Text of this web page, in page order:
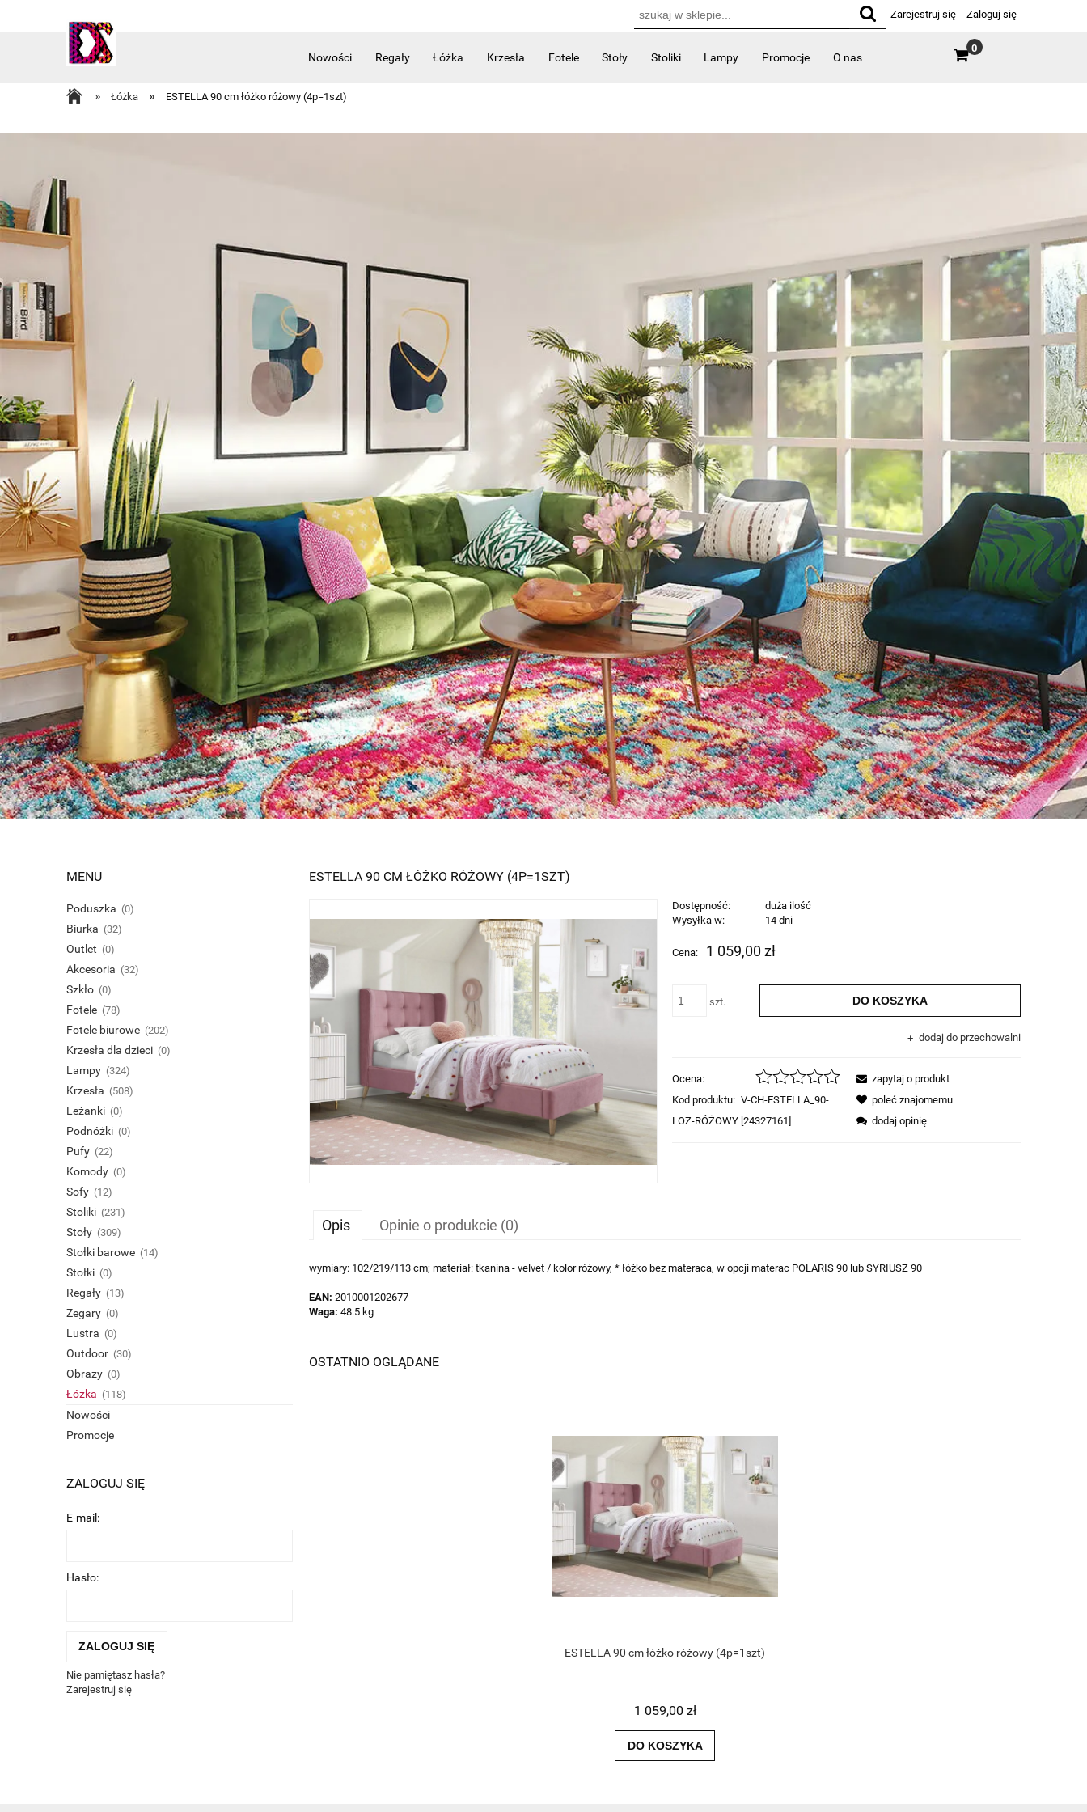
Zarejestruj się Zaloguj się
Nowości Regały Łóżka Krzesła Fotele Stoły Stoliki Lampy Promocje O nas
0
» Łóżka » ESTELLA 90 cm łóżko różowy (4p=1szt)
MENU
Poduszka (0)
Biurka (32)
Outlet (0)
Akcesoria (32)
Szkło (0)
Fotele (78)
Fotele biurowe (202)
Krzesła dla dzieci (0)
Lampy (324)
Krzesła (508)
Leżanki (0)
Podnóżki (0)
Pufy (22)
Komody (0)
Sofy (12)
Stoliki (231)
Stoły (309)
Stołki barowe (14)
Stołki (0)
Regały (13)
Zegary (0)
Lustra (0)
Outdoor (30)
Obrazy (0)
Łóżka (118)
Nowości
Promocje
ZALOGUJ SIĘ
E-mail:
Hasło:
ZALOGUJ SIĘ
Nie pamiętasz hasła?
Zarejestruj się
ESTELLA 90 CM ŁÓŻKO RÓŻOWY (4P=1SZT)
Dostępność:
duża ilość
Wysyłka w:
14 dni
Cena: 1 059,00 zł
szt. DO KOSZYKA
dodaj do przechowalni
Ocena:
Kod produktu: V-CH-ESTELLA_90-
LOZ-RÓŻOWY [24327161]
zapytaj o produkt
poleć znajomemu
dodaj opinię
Opis Opinie o produkcie (0)
wymiary: 102/219/113 cm; materiał: tkanina - velvet / kolor różowy, * łóżko bez materaca, w opcji materac POLARIS 90 lub SYRIUSZ 90
EAN: 2010001202677
Waga: 48.5 kg
OSTATNIO OGLĄDANE
ESTELLA 90 cm łóżko różowy (4p=1szt)
1 059,00 zł
DO KOSZYKA